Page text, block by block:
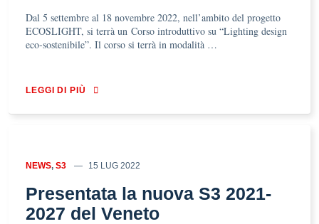
Dal 5 settembre al 18 novembre 2022, nell’ambito del progetto
ECOSLIGHT, si terrà un Corso introduttivo su “Lighting design
eco-sostenibile”. Il corso si terrà in modalità …
LEGGI DI PIÙ
NEWS, S3 15 LUG 2022
Presentata la nuova S3 2021-
2027 del Veneto